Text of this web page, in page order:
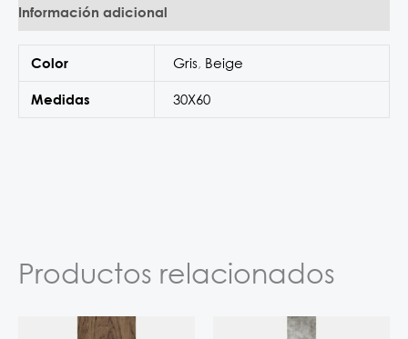
Información adicional
Color Gris, Beige
Medidas 30X60
Productos relacionados